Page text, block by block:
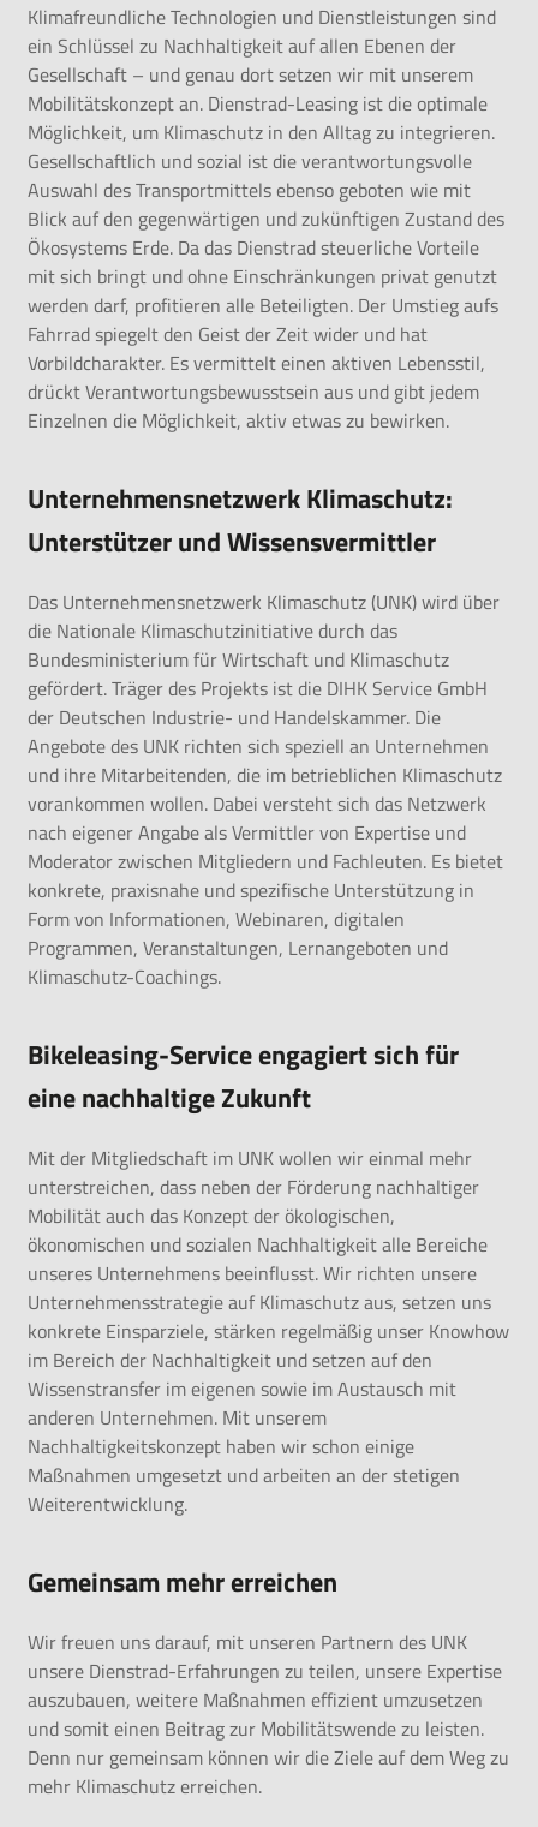
Klimafreundliche Technologien und Dienstleistungen sind
ein Schlüssel zu Nachhaltigkeit auf allen Ebenen der
Gesellschaft – und genau dort setzen wir mit unserem
Mobilitätskonzept an. Dienstrad-Leasing ist die optimale
Möglichkeit, um Klimaschutz in den Alltag zu integrieren.
Gesellschaftlich und sozial ist die verantwortungsvolle
Auswahl des Transportmittels ebenso geboten wie mit
Blick auf den gegenwärtigen und zukünftigen Zustand des
Ökosystems Erde. Da das Dienstrad steuerliche Vorteile
mit sich bringt und ohne Einschränkungen privat genutzt
werden darf, profitieren alle Beteiligten. Der Umstieg aufs
Fahrrad spiegelt den Geist der Zeit wider und hat
Vorbildcharakter. Es vermittelt einen aktiven Lebensstil,
drückt Verantwortungsbewusstsein aus und gibt jedem
Einzelnen die Möglichkeit, aktiv etwas zu bewirken.
Unternehmensnetzwerk Klimaschutz:
Unterstützer und Wissensvermittler
Das Unternehmensnetzwerk Klimaschutz (UNK) wird über
die Nationale Klimaschutzinitiative durch das
Bundesministerium für Wirtschaft und Klimaschutz
gefördert. Träger des Projekts ist die DIHK Service GmbH
der Deutschen Industrie- und Handelskammer. Die
Angebote des UNK richten sich speziell an Unternehmen
und ihre Mitarbeitenden, die im betrieblichen Klimaschutz
vorankommen wollen. Dabei versteht sich das Netzwerk
nach eigener Angabe als Vermittler von Expertise und
Moderator zwischen Mitgliedern und Fachleuten. Es bietet
konkrete, praxisnahe und spezifische Unterstützung in
Form von Informationen, Webinaren, digitalen
Programmen, Veranstaltungen, Lernangeboten und
Klimaschutz-Coachings.
Bikeleasing-Service engagiert sich für
eine nachhaltige Zukunft
Mit der Mitgliedschaft im UNK wollen wir einmal mehr
unterstreichen, dass neben der Förderung nachhaltiger
Mobilität auch das Konzept der ökologischen,
ökonomischen und sozialen Nachhaltigkeit alle Bereiche
unseres Unternehmens beeinflusst. Wir richten unsere
Unternehmensstrategie auf Klimaschutz aus, setzen uns
konkrete Einsparziele, stärken regelmäßig unser Knowhow
im Bereich der Nachhaltigkeit und setzen auf den
Wissenstransfer im eigenen sowie im Austausch mit
anderen Unternehmen. Mit unserem
Nachhaltigkeitskonzept haben wir schon einige
Maßnahmen umgesetzt und arbeiten an der stetigen
Weiterentwicklung.
Gemeinsam mehr erreichen
Wir freuen uns darauf, mit unseren Partnern des UNK
unsere Dienstrad-Erfahrungen zu teilen, unsere Expertise
auszubauen, weitere Maßnahmen effizient umzusetzen
und somit einen Beitrag zur Mobilitätswende zu leisten.
Denn nur gemeinsam können wir die Ziele auf dem Weg zu
mehr Klimaschutz erreichen.